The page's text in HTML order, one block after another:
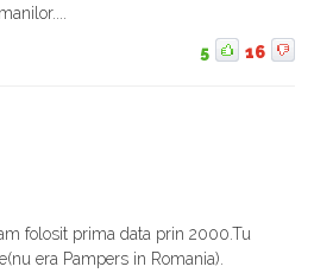
5 16
folosit prima data prin 2000.Tu
era Pampers in Romania).